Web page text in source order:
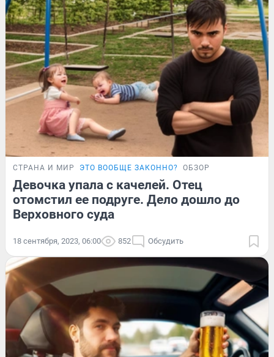
СТРАНА И МИР ЭТО ВООБЩЕ ЗАКОННО? ОБЗОР
Девочка упала с качелей. Отец
отомстил ее подруге. Дело дошло до
Верховного суда
18 сентября, 2023, 06:00 852 Обсудить